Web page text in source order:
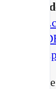
cuaderno
08/
88-
tu